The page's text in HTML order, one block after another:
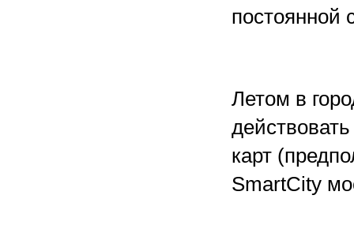
постоянной
Летом в
карт
SmartCity